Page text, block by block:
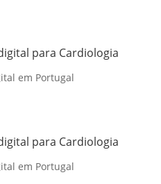
para Cardiologia
em Portugal
para Cardiologia
em Portugal